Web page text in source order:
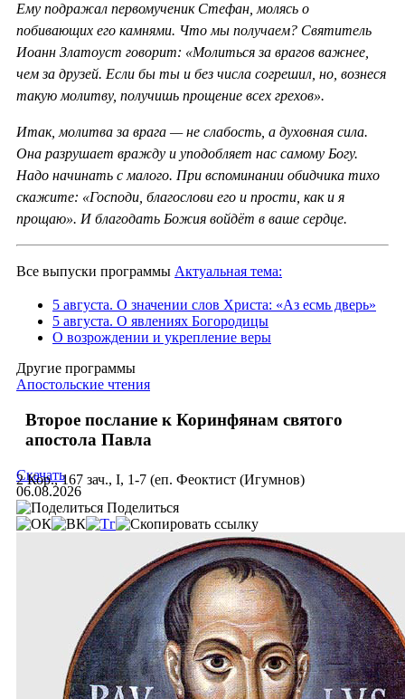
Ему подражал первомученик Стефан, молясь о
побивающих его камнями. Что мы получаем? Святитель
Иоанн Златоуст говорит: «Молиться за врагов важнее,
чем за друзей. Если бы ты и без числа согрешил, но, вознеся
такую молитву, получишь прощение всех грехов».
Итак, молитва за врага — не слабость, а духовная сила.
Она разрушает вражду и уподобляет нас самому Богу.
Надо начинать с малого. При вспоминании обидчика тихо
скажите: «Господи, благослови его и прости, как и я
прощаю». И благодать Божия войдёт в ваше сердце.
Все выпуски программы Актуальная тема:
5 августа. О значении слов Христа: «Аз есмь дверь»
5 августа. О явлениях Богородицы
О возрождении и укрепление веры
Другие программы
Апостольские чтения
Второе послание к Коринфянам святого
апостола Павла
2 Кор., 167 зач., I, 1-7 (еп. Феоктист (Игумнов)
Скачать
06.08.2026
Поделиться